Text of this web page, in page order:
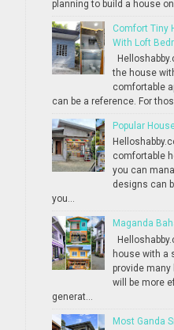
planning to build a house on
Comfort Tiny
With Loft
the house
comfortable
can be a reference. For
Popular
comfortable
you can
designs can
you...
Maganda
house with a
provide
will be more
generat...
Most Ganda